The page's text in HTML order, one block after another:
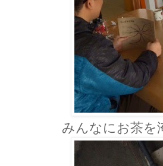
みんなにお茶を